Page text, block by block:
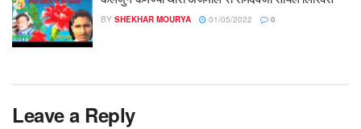
BY SHEKHAR MOURYA 01/05/2022 0
Leave a Reply